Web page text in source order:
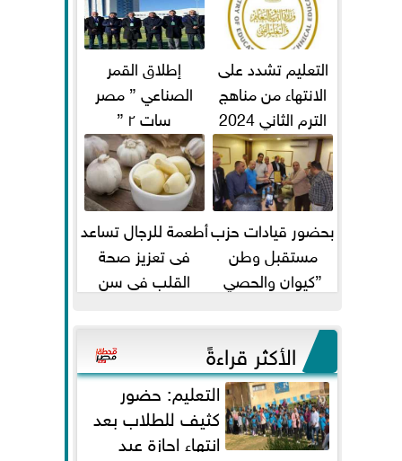
التعليم تشدد على
الانتهاء من مناهج
الترم الثاني 2024
قبل الامتحانات
إطلاق القمر
الصناعي ” مصر
سات ٢ ”
بحضور قيادات حزب
مستقبل وطن
”كيوان والحصي
وعيسي” أمانه كفر...
أطعمة للرجال تساعد
فى تعزيز صحة
القلب فى سن
الأكثر قراءةً
التعليم: حضور
كثيف للطلاب بعد
انتهاء إجازة عيد